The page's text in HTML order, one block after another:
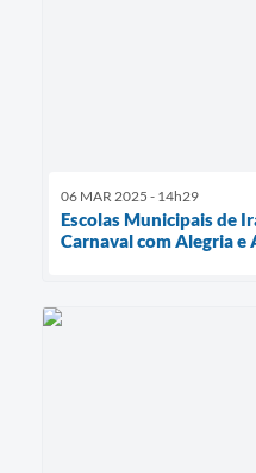
06 MAR 2025 - 14h29
Escolas Municipais de
Carnaval com Alegria e